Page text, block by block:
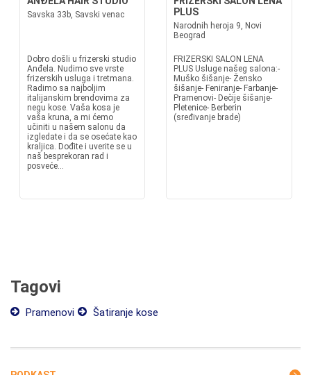
Savska 33b, Savski venac
Dobro došli u frizerski studio
Anđela. Nudimo sve vrste
frizerskih usluga i tretmana.
Radimo sa najboljim
italijanskim brendovima za
negu kose. Vaša kosa je
vaša kruna, a mi ćemo
učiniti u našem salonu da
izgledate i da se osećate kao
kraljica. Dođite i uverite se u
naš besprekoran rad i
posveće...
PLUS
Narodnih heroja 9, Novi
Beograd
FRIZERSKI SALON LENA
PLUS Usluge našeg salona:-
Muško šišanje- Žensko
šišanje- Feniranje- Farbanje-
Pramenovi- Dečije šišanje-
Pletenice- Berberin
(sređivanje brade)
Tagovi
Pramenovi Šatiranje kose